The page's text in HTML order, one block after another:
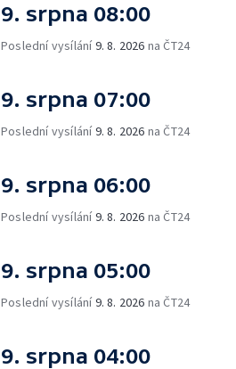
9. srpna 08:00
Poslední vysílání9. 8. 2026 na ČT24
9. srpna 07:00
Poslední vysílání9. 8. 2026 na ČT24
9. srpna 06:00
Poslední vysílání9. 8. 2026 na ČT24
9. srpna 05:00
Poslední vysílání9. 8. 2026 na ČT24
9. srpna 04:00